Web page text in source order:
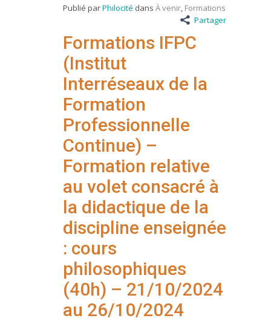
Publié parPhilocité dans À venir, Formations
Partager
Formations IFPC
(Institut
Interréseaux de la
Formation
Professionnelle
Continue) –
Formation relative
au volet consacré à
la didactique de la
discipline enseignée
: cours
philosophiques
(40h) – 21/10/2024
au 26/10/2024